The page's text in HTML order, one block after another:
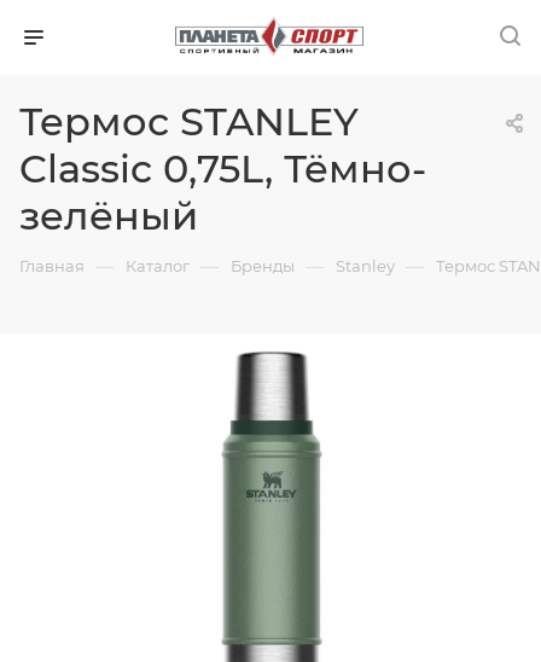
Термос STANLEY
Classic 0,75L, Тёмно-
зелёный
Главная — Каталог — Бренды — Stanley — Термос